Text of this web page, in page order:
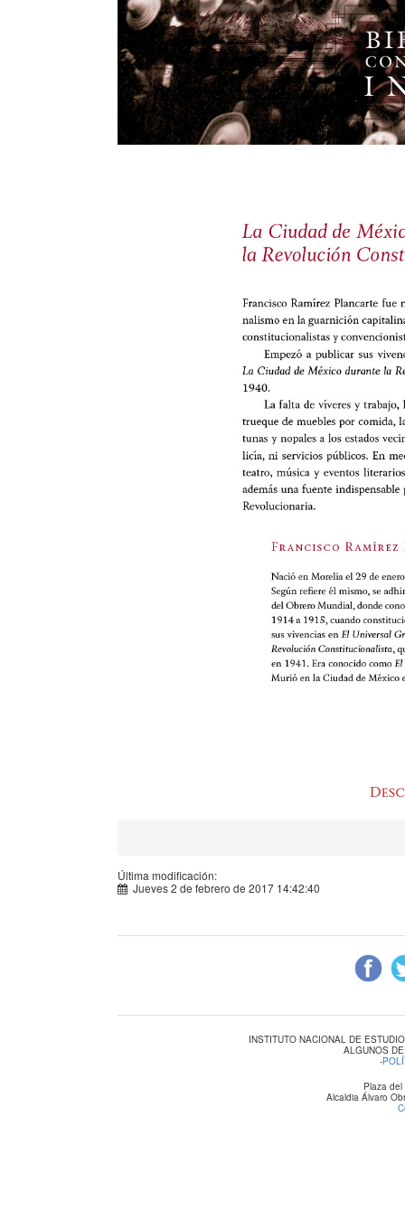
Última modificación:
Jueves 2 de febrero de 2017 14:42:40
INSTITUTO NACIONAL DE
ALGUNOS
-
Plaza
Alcaldia Álvaro